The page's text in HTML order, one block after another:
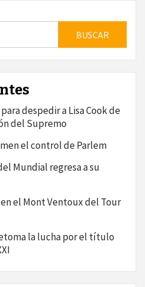
despedir a Lisa Cook de
del Supremo
el control de Parlem
Mundial regresa a su
el Mont Ventoux del Tour
la lucha por el título